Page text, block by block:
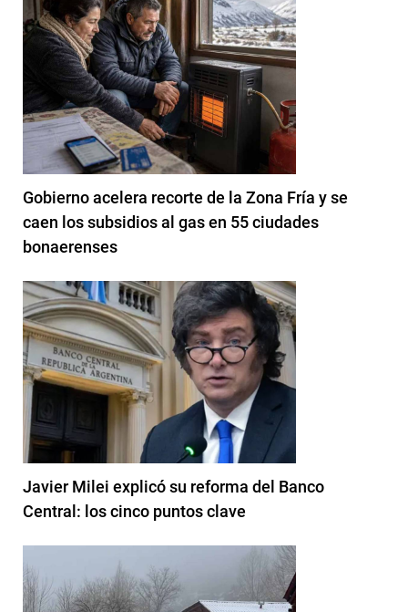
Gobierno acelera recorte de la Zona Fría y se
caen los subsidios al gas en 55 ciudades
bonaerenses
Javier Milei explicó su reforma del Banco
Central: los cinco puntos clave